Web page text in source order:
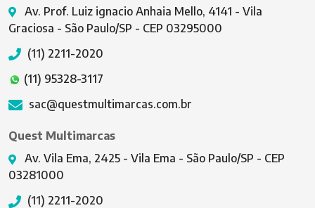
Av. Prof. Luiz ignacio Anhaia Mello, 4141 - Vila
Graciosa - São Paulo/SP - CEP 03295000
(11) 2211-2020
(11) 95328-3117
sac@questmultimarcas.com.br
Quest Multimarcas
Av. Vila Ema, 2425 - Vila Ema - São Paulo/SP - CEP
03281000
(11) 2211-2020